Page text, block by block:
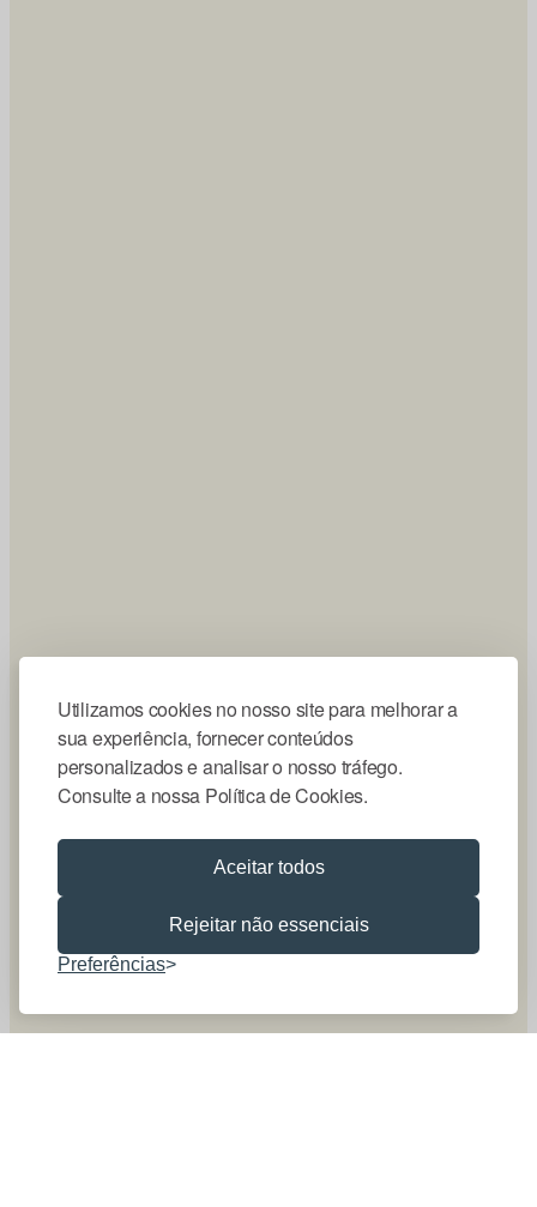
Utilizamos cookies no nosso site para melhorar a
sua experiência, fornecer conteúdos
personalizados e analisar o nosso tráfego.
Consulte a nossa Política de Cookies.
Aceitar todos
Rejeitar não essenciais
Preferências